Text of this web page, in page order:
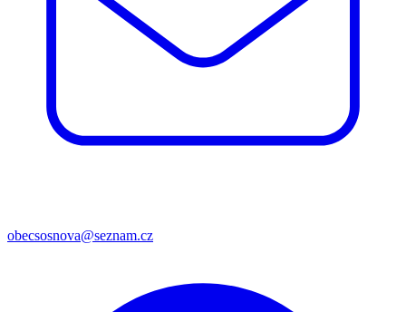
obecsosnova@seznam.cz